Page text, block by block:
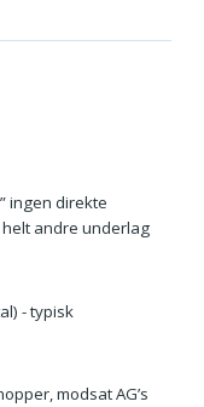
ingen direkte
andre underlag
- typisk
modsat AG’s